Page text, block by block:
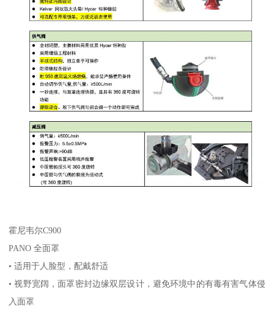
霍尼韦尔C900
PANO 全面罩
• 适用于人脸型，配戴舒适
• 视野宽阔，面罩密封边缘双层设计，避免环境中的有毒有害气体侵
入面罩